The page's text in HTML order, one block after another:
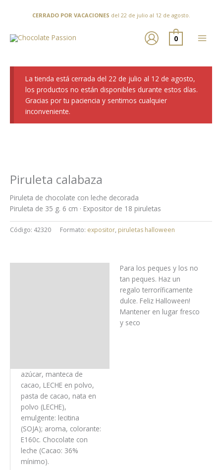
CERRADO POR VACACIONES del 22 de julio al 12 de agosto.
0
La tienda está cerrada del 22 de julio al 12 de agosto,
los productos no están disponibles durante estos días.
Gracias por tu paciencia y sentimos cualquier
inconveniente.
Piruleta calabaza
Piruleta de chocolate con leche decorada
Piruleta de 35 g. 6 cm · Expositor de 18 piruletas
Código: 42320 Formato: expositor, piruletas halloween
Para los peques y los no
tan peques. Haz un
regalo terroríficamente
dulce. Feliz Halloween!
Mantener en lugar fresco
y seco
azúcar, manteca de
cacao, LECHE en polvo,
pasta de cacao, nata en
polvo (LECHE),
emulgente: lecitina
(SOJA); aroma, colorante:
E160c. Chocolate con
leche (Cacao: 36%
mínimo).